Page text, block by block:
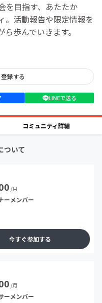
を目指す、あたたか
。活動報告や限定情報を
歩んでいきます。
録する
LINEで送る
コミュニティ詳細
ついて
/月
ーメンバー
今すぐ参加する
/月
ーメンバー